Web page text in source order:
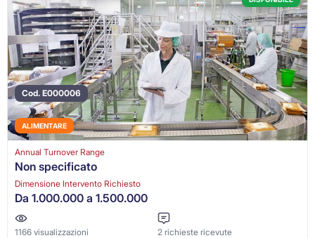
Cod. E000006
ALIMENTARE
Annual Turnover Range
Non specificato
Dimensione Intervento Richiesto
Da 1.000.000 a 1.500.000
1166 visualizzazioni 2 richieste ricevute